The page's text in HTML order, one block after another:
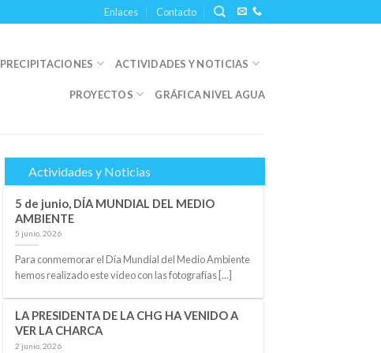
Enlaces Contacto
PRECIPITACIONES ACTIVIDADES Y NOTICIAS
PROYECTOS GRÁFICA NIVEL AGUA
Actividades y Noticias
5 de junio, DÍA MUNDIAL DEL MEDIO
AMBIENTE
5 junio, 2026
Para conmemorar el Día Mundial del Medio Ambiente
hemos realizado este video con las fotografías [...]
LA PRESIDENTA DE LA CHG HA VENIDO A
VER LA CHARCA
2 junio, 2026